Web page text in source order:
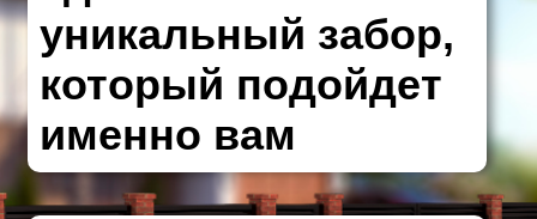
уникальный забор,
который подойдет
именно вам